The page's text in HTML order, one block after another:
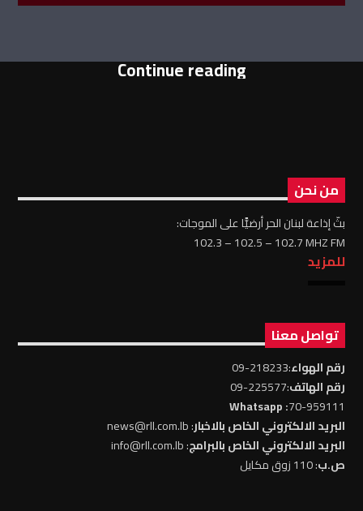
Continue reading
من نحن
بثّ إذاعة لبنان الحر أرضيًّا على الموجات:
102.3 – 102.5 – 102.7 MHZ FM
للمزيد
تواصل معنا
رقم الهواء:218233-09
رقم الهاتف:225577-09
70-959111
: Whatsapp
البريد الالكتروني الخاص بالاخبار: news@rll.com.lb
البريد الالكتروني الخاص بالبرامج: info@rll.com.lb
ص.ب: 110 زوق مكايل